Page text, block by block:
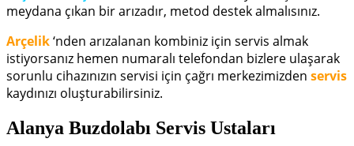
meydana çıkan bir arızadır, metod destek almalısınız.
Arçelik‘nden arızalanan kombiniz için servis almak
istiyorsanız hemen numaralı telefondan bizlere ulaşarak
sorunlu cihazınızın servisi için çağrı merkezimizden servis
kaydınızı oluşturabilirsiniz.
Alanya Buzdolabı Servis Ustaları